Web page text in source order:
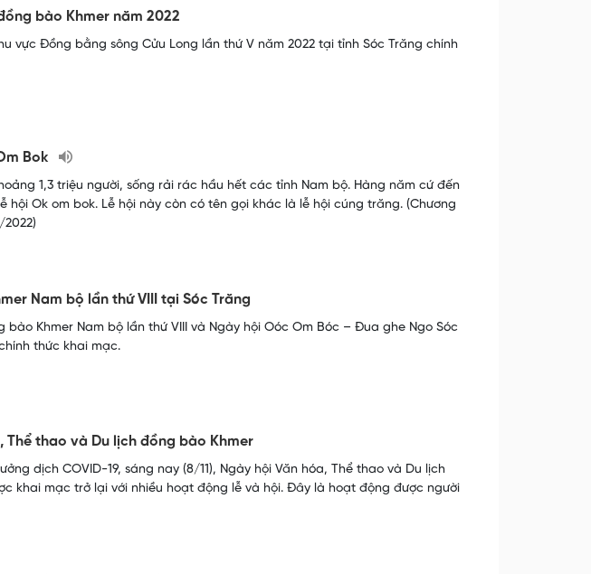
bào Khmer năm 2022
vực Đồng bằng sông Cửu Long lần thứ V năm 2022 tại tỉnh Sóc Trăng chính
Bok
1,3 triệu người, sống rải rác hầu hết các tỉnh Nam bộ. Hàng năm cứ đến
hội Ok om bok. Lễ hội này còn có tên gọi khác là lễ hội cúng trăng. (Chương
Nam bộ lần thứ VIII tại Sóc Trăng
bào Khmer Nam bộ lần thứ VIII và Ngày hội Oóc Om Bóc – Đua ghe Ngo Sóc
thức khai mạc.
Thể thao và Du lịch đồng bào Khmer
dịch COVID-19, sáng nay (8/11), Ngày hội Văn hóa, Thể thao và Du lịch
khai mạc trở lại với nhiều hoạt động lễ và hội. Đây là hoạt động được người